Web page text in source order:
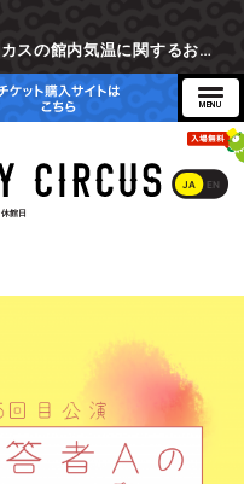
【重要】東京ミステリーサーカスの館内気温に関するお詫びとご参加辞退時の返金対応について
JA EN
休館日